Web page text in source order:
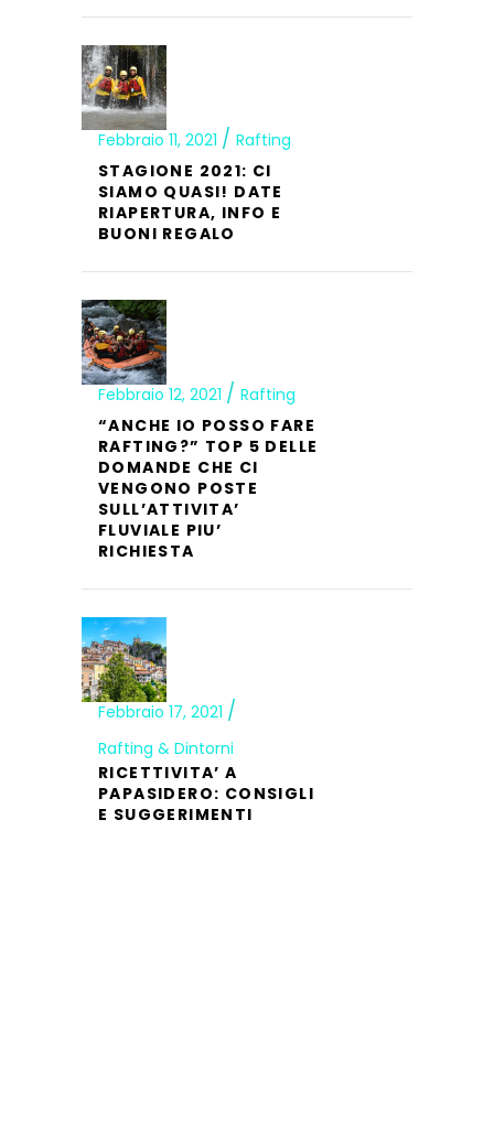
Febbraio 11, 2021
Rafting
STAGIONE 2021: CI
SIAMO QUASI! DATE
RIAPERTURA, INFO E
BUONI REGALO
Febbraio 12, 2021
Rafting
“ANCHE IO POSSO FARE
RAFTING?” TOP 5 DELLE
DOMANDE CHE CI
VENGONO POSTE
SULL’ATTIVITA’
FLUVIALE PIU’
RICHIESTA
Febbraio 17, 2021
Rafting & Dintorni
RICETTIVITA’ A
PAPASIDERO: CONSIGLI
E SUGGERIMENTI